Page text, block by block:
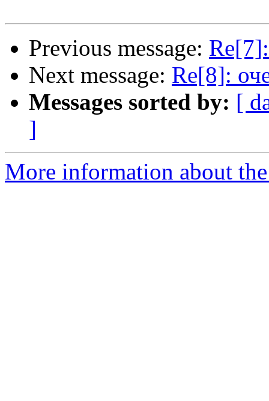
Previous message:
Next message: Re[8]:
Messages sorted by: [
]
More information about